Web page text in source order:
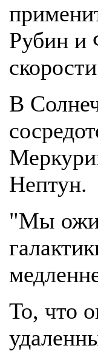
Рубин и
В
Нептун.
"Мы
То, что